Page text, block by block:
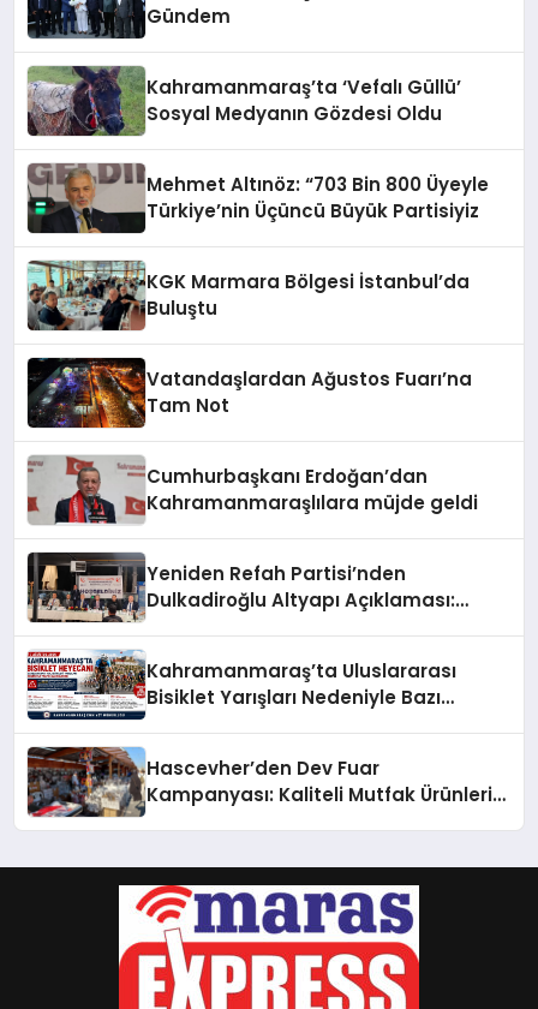
Gündem
Kahramanmaraş’ta ‘Vefalı Güllü’
Sosyal Medyanın Gözdesi Oldu
Mehmet Altınöz: “703 Bin 800 Üyeyle
Türkiye’nin Üçüncü Büyük Partisiyiz
KGK Marmara Bölgesi İstanbul’da
Buluştu
Vatandaşlardan Ağustos Fuarı’na
Tam Not
Cumhurbaşkanı Erdoğan’dan
Kahramanmaraşlılara müjde geldi
Yeniden Refah Partisi’nden
Dulkadiroğlu Altyapı Açıklaması:
Kahramanmaraş’ta Uluslararası
Bisiklet Yarışları Nedeniyle Bazı
Hascevher’den Dev Fuar
Kampanyası: Kaliteli Mutfak Ürünleri